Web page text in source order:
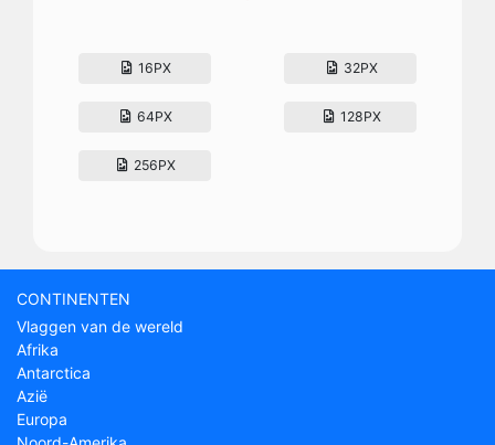
16PX 32PX
64PX 128PX
256PX
CONTINENTEN
Vlaggen van de wereld
Afrika
Antarctica
Azië
Europa